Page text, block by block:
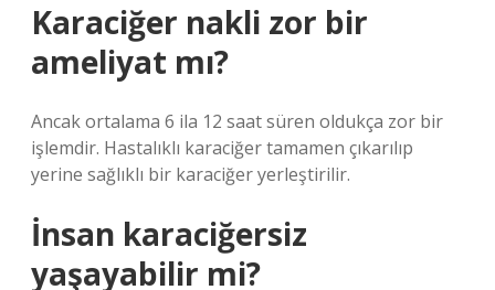
Karaciğer nakli zor bir
ameliyat mı?
Ancak ortalama 6 ila 12 saat süren oldukça zor bir
işlemdir. Hastalıklı karaciğer tamamen çıkarılıp
yerine sağlıklı bir karaciğer yerleştirilir.
İnsan karaciğersiz
yaşayabilir mi?